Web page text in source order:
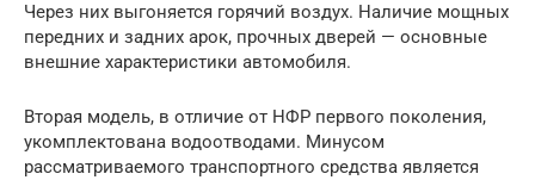
Через них выгоняется горячий воздух. Наличие мощных
передних и задних арок, прочных дверей — основные
внешние характеристики автомобиля.
Вторая модель, в отличие от НФР первого поколения,
укомплектована водоотводами. Минусом
рассматриваемого транспортного средства является